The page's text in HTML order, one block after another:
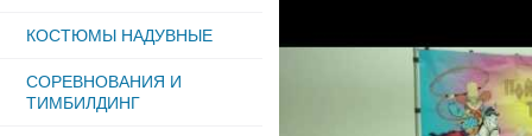
КОСТЮМЫ НАДУВНЫЕ
СОРЕВНОВАНИЯ И
ТИМБИЛДИНГ